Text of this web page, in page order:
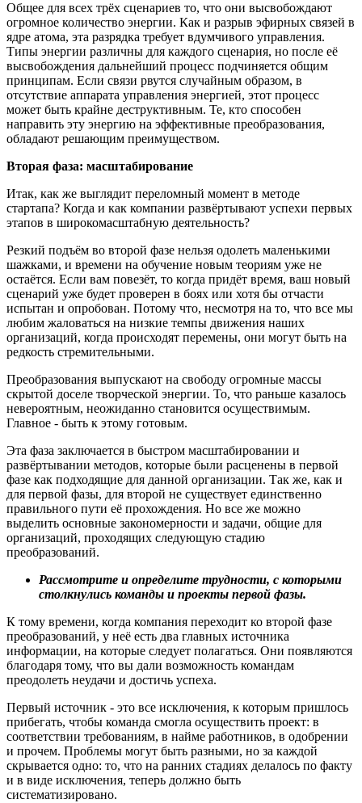
Общее для всех трёх сценариев то, что они высвобождают
огромное количество энергии. Как и разрыв эфирных связей в
ядре атома, эта разрядка требует вдумчивого управления.
Типы энергии различны для каждого сценария, но после её
высвобождения дальнейший процесс подчиняется общим
принципам. Если связи рвутся случайным образом, в
отсутствие аппарата управления энергией, этот процесс
может быть крайне деструктивным. Те, кто способен
направить эту энергию на эффективные преобразования,
обладают решающим преимуществом.
Вторая фаза: масштабирование
Итак, как же выглядит переломный момент в методе
стартапа? Когда и как компании развёртывают успехи первых
этапов в широкомасштабную деятельность?
Резкий подъём во второй фазе нельзя одолеть маленькими
шажками, и времени на обучение новым теориям уже не
остаётся. Если вам повезёт, то когда придёт время, ваш новый
сценарий уже будет проверен в боях или хотя бы отчасти
испытан и опробован. Потому что, несмотря на то, что все мы
любим жаловаться на низкие темпы движения наших
организаций, когда происходят перемены, они могут быть на
редкость стремительными.
Преобразования выпускают на свободу огромные массы
скрытой доселе творческой энергии. То, что раньше казалось
невероятным, неожиданно становится осуществимым.
Главное - быть к этому готовым.
Эта фаза заключается в быстром масштабировании и
развёртывании методов, которые были расценены в первой
фазе как подходящие для данной организации. Так же, как и
для первой фазы, для второй не существует единственно
правильного пути её прохождения. Но все же можно
выделить основные закономерности и задачи, общие для
организаций, проходящих следующую стадию
преобразований.
Рассмотрите и определите трудности, с которыми
столкнулись команды и проекты первой фазы.
К тому времени, когда компания переходит ко второй фазе
преобразований, у неё есть два главных источника
информации, на которые следует полагаться. Они появляются
благодаря тому, что вы дали возможность командам
преодолеть неудачи и достичь успеха.
Первый источник - это все исключения, к которым пришлось
прибегать, чтобы команда смогла осуществить проект: в
соответствии требованиям, в найме работников, в одобрении
и прочем. Проблемы могут быть разными, но за каждой
скрывается одно: то, что на ранних стадиях делалось по факту
и в виде исключения, теперь должно быть
систематизировано.